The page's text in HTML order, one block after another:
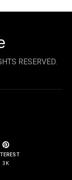
RESERVED.
3K